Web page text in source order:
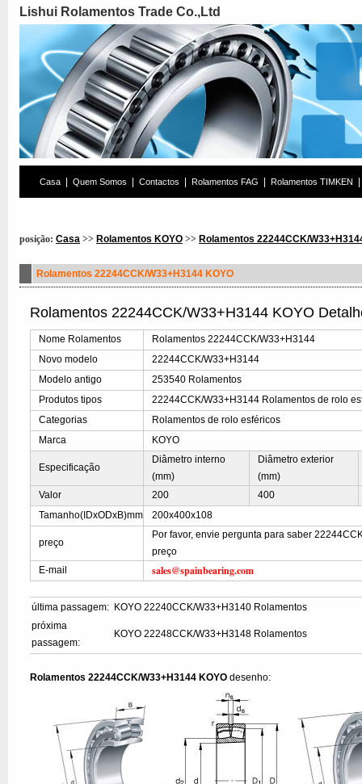
Lishui Rolamentos Trade Co.,Ltd
Casa Quem Somos Contactos Rolamentos FAG Rolamentos TIMKEN
posição: Casa >> Rolamentos KOYO >> Rolamentos 22244CCK/
Rolamentos 22244CCK/W33+H3144 KOYO
Rolamentos 22244CCK/W33+H3144 KOYO
Nome Rolamentos
Rolamentos 22244CCK/W33+H3144
Novo modelo
22244CCK/W33+H3144
Modelo antigo
253540 Rolamentos
Produtos tipos
22244CCK/W33+H3144 Rolamentos de rolo
Categorias
Rolamentos de rolo esféricos
Marca
KOYO
Especificação
Diâmetro interno
(mm)
Diâmetro exterior
(mm)
Valor
200
400
Tamanho(IDxODxB)mm
200x400x108
preço
Por favor, envie pergunta para saber
preço
E-mail
sales@spainbearing.com
última passagem: KOYO 22240CCK/W33+H3140 Rolamentos
próxima
passagem:
KOYO 22248CCK/W33+H3148 Rolamentos
Rolamentos 22244CCK/W33+H3144 KOYO desenho: